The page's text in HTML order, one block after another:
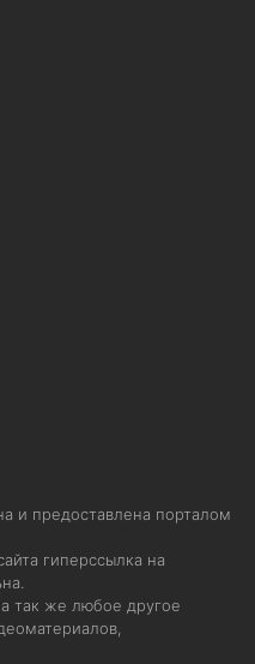
и предоставлена порталом
гиперссылка на
так же любое другое